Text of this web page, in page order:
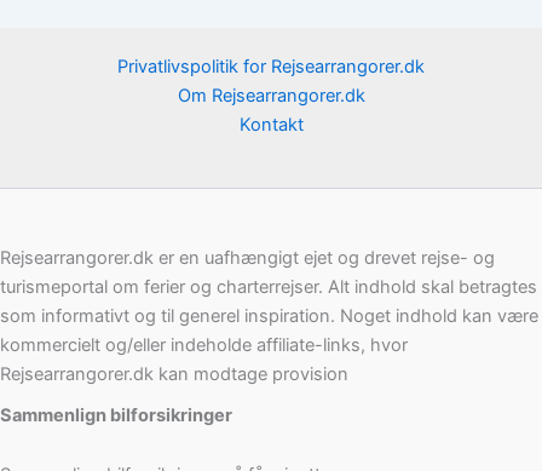
Privatlivspolitik for Rejsearrangorer.dk
Om Rejsearrangorer.dk
Kontakt
Rejsearrangorer.dk er en uafhængigt ejet og drevet rejse- og
turismeportal om ferier og charterrejser. Alt indhold skal betragtes
som informativt og til generel inspiration. Noget indhold kan være
kommercielt og/eller indeholde affiliate-links, hvor
Rejsearrangorer.dk kan modtage provision
Sammenlign bilforsikringer